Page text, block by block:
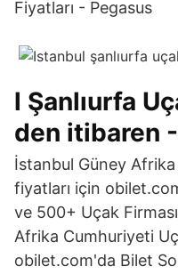
Fiyatları - Pegasus
l Şanlıurfa
den itibaren
İstanbul Güney
fiyatları için
ve 500+ Uçak
Afrika Cumhuriyeti
obilet.com'da Bilet